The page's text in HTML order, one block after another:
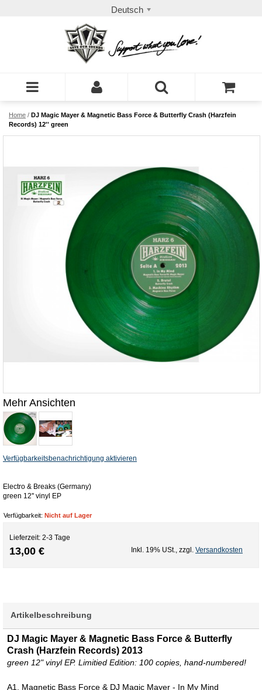
Deutsch
Home / DJ Magic Mayer & Magnetic Bass Force & Butterfly Crash (Harzfein
Records) 12'' green
Mehr Ansichten
Verfügbarkeitsbenachrichtigung aktivieren
Electro & Breaks (Germany)
green 12'' vinyl EP
Verfügbarkeit: Nicht auf Lager
Lieferzeit: 2-3 Tage
13,00 € Inkl. 19% USt., zzgl. Versandkosten
Artikelbeschreibung
DJ Magic Mayer & Magnetic Bass Force & Butterfly
Crash (Harzfein Records) 2013
green 12" vinyl EP. Limitied Edition: 100 copies, hand-numbered!
A1. Magnetic Bass Force & DJ Magic Mayer - In My Mind